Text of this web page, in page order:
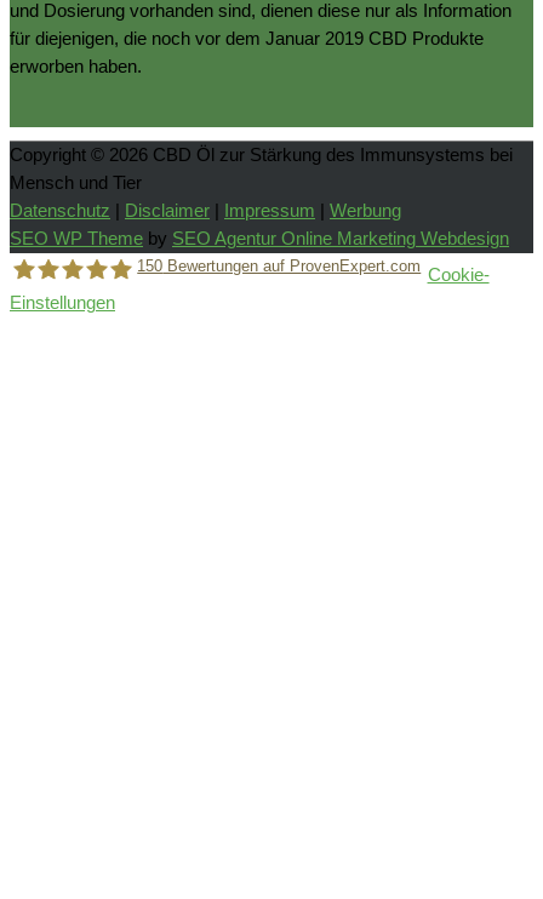
und Dosierung vorhanden sind, dienen diese nur als Information
für diejenigen, die noch vor dem Januar 2019 CBD Produkte
erworben haben.
Copyright © 2026 CBD Öl zur Stärkung des Immunsystems bei
Mensch und Tier
Datenschutz
Disclaimer Impressum
Werbung
SEO WP Theme by SEO Agentur Online Marketing Webdesign
150 Bewertungen auf ProvenExpert.com Cookie-
Einstellungen